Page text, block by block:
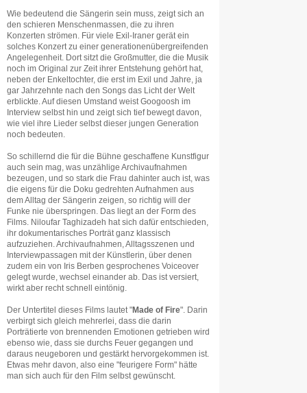
Wie bedeutend die Sängerin sein muss, zeigt sich an
den schieren Menschenmassen, die zu ihren
Konzerten strömen. Für viele Exil-Iraner gerät ein
solches Konzert zu einer generationenübergreifenden
Angelegenheit. Dort sitzt die Großmutter, die die Musik
noch im Original zur Zeit ihrer Entstehung gehört hat,
neben der Enkeltochter, die erst im Exil und Jahre, ja
gar Jahrzehnte nach den Songs das Licht der Welt
erblickte. Auf diesen Umstand weist Googoosh im
Interview selbst hin und zeigt sich tief bewegt davon,
wie viel ihre Lieder selbst dieser jungen Generation
noch bedeuten.
So schillernd die für die Bühne geschaffene Kunstfigur
auch sein mag, was unzählige Archivaufnahmen
bezeugen, und so stark die Frau dahinter auch ist, was
die eigens für die Doku gedrehten Aufnahmen aus
dem Alltag der Sängerin zeigen, so richtig will der
Funke nie überspringen. Das liegt an der Form des
Films. Niloufar Taghizadeh hat sich dafür entschieden,
ihr dokumentarisches Porträt ganz klassisch
aufzuziehen. Archivaufnahmen, Alltagsszenen und
Interviewpassagen mit der Künstlerin, über denen
zudem ein von Iris Berben gesprochenes Voiceover
gelegt wurde, wechsel einander ab. Das ist versiert,
wirkt aber recht schnell eintönig.
Der Untertitel dieses Films lautet "Made of Fire". Darin
verbirgt sich gleich mehrerlei, dass die darin
Porträtierte von brennenden Emotionen getrieben wird
ebenso wie, dass sie durchs Feuer gegangen und
daraus neugeboren und gestärkt hervorgekommen ist.
Etwas mehr davon, also eine "feurigere Form" hätte
man sich auch für den Film selbst gewünscht.